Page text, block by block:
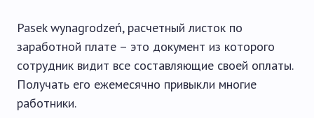
Pasek wynagrodzeń, расчетный листок по
заработной плате – это документ из которого
сотрудник видит все составляющие своей оплаты.
Получать его ежемесячно привыкли многие
работники.